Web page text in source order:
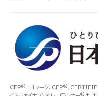
CFP®ロゴマーク、CFP® 、
イド ファイナンシャル プランナー®は、